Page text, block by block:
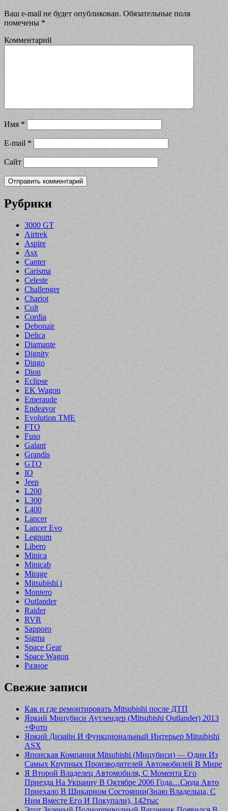
Ваш e-mail не будет опубликован. Обязательные поля
помечены *
Комментарий
Имя *
E-mail *
Сайт
Рубрики
3000 GT
Airtrek
Aspire
Asx
Canter
Carisma
Celeste
Challenger
Chariot
Colt
Cordia
Debonair
Delica
Diamante
Dignity
Dingo
Dion
Eclipse
EK Wagon
Emeraude
Endeavor
Evolution TME
FTO
Fuso
Galant
Grandis
GTO
IO
Jeep
L200
L300
L400
Lancer
Lancer Evo
Legnum
Libero
Minica
Minicab
Mirage
Mitsubishi i
Montero
Outlander
Raider
RVR
Sapporo
Sigma
Space Gear
Space Wagon
Разное
Свежие записи
Как и где ремонтировать Mitsubishi после ДТП
Яркий Мицубиси Аутлендер (Mitsubishi Outlander) 2013
+Фото
Яркий Дизайн И Функциональный Интерьер Mitsubishi
ASX
Японская Компания Mitsubishi (Мицубиси) — Один Из
Самых Крупных Производителей Автомобилей В Мире
Я Второй Владелец Автомобиля, С Момента Его
Приезда На Украину В Октябре 2006 Года…Сюда Авто
Приехало В Шикарном Состоянии(Знаю Владельца, С
Ним Вместе Его И Покупали), 142тыс